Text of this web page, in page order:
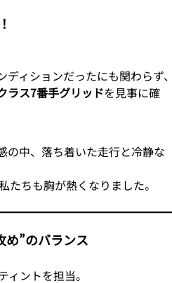
ィションだったにも関わらず、
ラス7番手グリッドを見事に確
の中、落ち着いた走行と冷静な
たちも胸が熱くなりました。
”のバランス
ントを担当。